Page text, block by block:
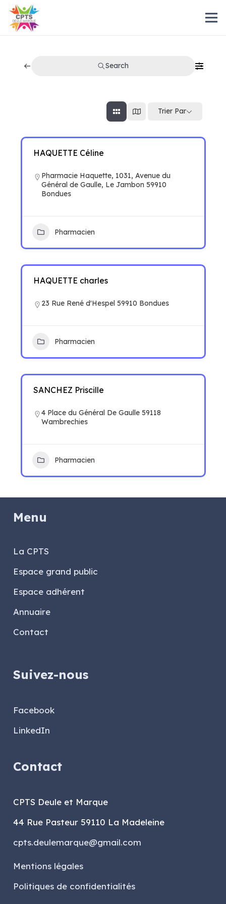
Search
Trier Par
HAQUETTE Céline
Pharmacie Haquette, 1031, Avenue du
Général de Gaulle, Le Jambon 59910
Bondues
Pharmacien
HAQUETTE charles
23 Rue René d'Hespel 59910 Bondues
Pharmacien
SANCHEZ Priscille
4 Place du Général De Gaulle 59118
Wambrechies
Pharmacien
Menu
La CPTS
Espace grand public
Espace adhérent
Annuaire
Contact
Suivez-nous
Facebook
LinkedIn
Contact
CPTS Deule et Marque
44 Rue Pasteur 59110 La Madeleine
cpts.deulemarque@gmail.com
Mentions légales
Politiques de confidentialités